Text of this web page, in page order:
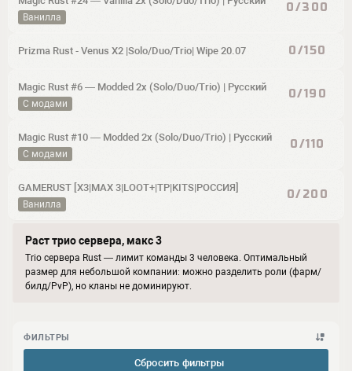
Ванилла
0/300
Prizma Rust - Venus X2 |Solo/Duo/Trio| Wipe 20.07 0/150
Magic Rust #6 — Modded 2x (Solo/Duo/Trio) | Pyccкий
С модами
0/190
Magic Rust #10 — Modded 2x (Solo/Duo/Trio) | Pyccкий
С модами
0/110
GAMERUST [X3|MAX 3|LOOT+|TP|KITS|РОССИЯ]
Ванилла
0/200
Раст трио сервера, макс 3
Trio сервера Rust — лимит команды 3 человека. Оптимальный
размер для небольшой компании: можно разделить роли (фарм/
билд/PvP), но кланы не доминируют.
ФИЛЬТРЫ
Сбросить фильтры